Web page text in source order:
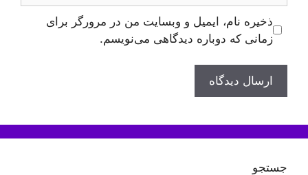
ذخیره نام، ایمیل و وبسایت من در مرورگر برای
زمانی که دوباره دیدگاهی می‌نویسم.
جستجو